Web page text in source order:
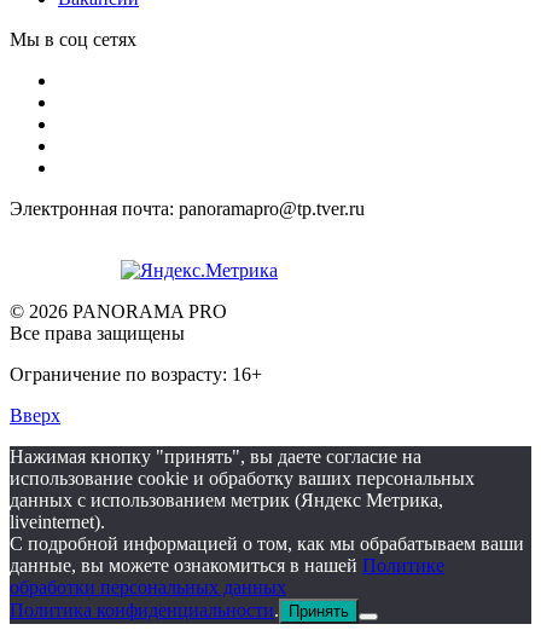
Мы в соц сетях
Электронная почта: panoramapro@tp.tver.ru
© 2026 PANORAMA PRO
Все права защищены
Ограничение по возрасту: 16+
Вверх
Нажимая кнопку "принять", вы даете согласие на
использование cookie и обработку ваших персональных
данных с использованием метрик (Яндекс Метрика,
liveinternet).
С подробной информацией о том, как мы обрабатываем ваши
данные, вы можете ознакомиться в нашей Политике
обработки персональных данных
Политика конфиденциальности. Принять